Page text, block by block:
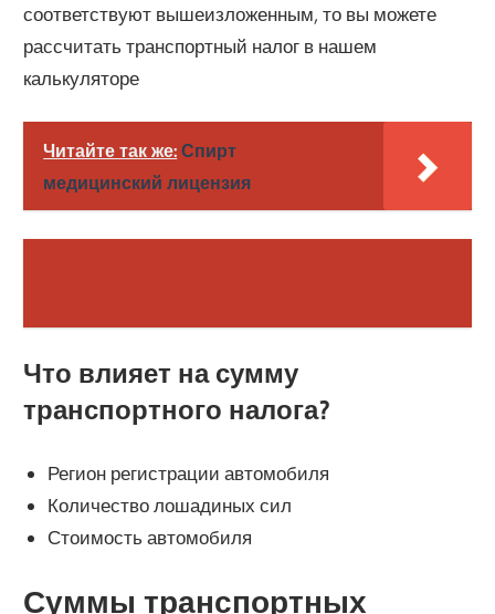
соответствуют вышеизложенным, то вы можете
рассчитать транспортный налог в нашем
калькуляторе
Читайте так же: Спирт
медицинский лицензия
Что влияет на сумму
транспортного налога?
Регион регистрации автомобиля
Количество лошадиных сил
Стоимость автомобиля
Суммы транспортных